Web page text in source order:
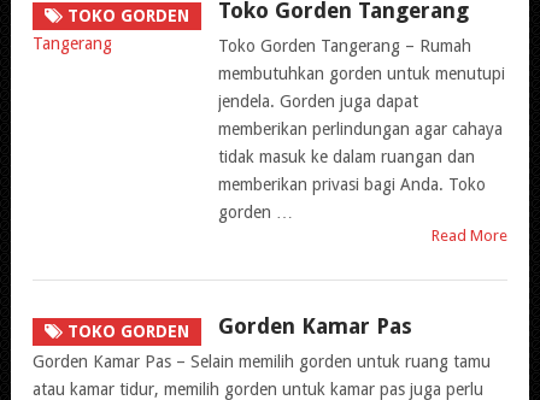
TOKO GORDEN Toko Gorden Tangerang
Toko Gorden Tangerang – Rumah
membutuhkan gorden untuk menutupi
jendela. Gorden juga dapat
memberikan perlindungan agar cahaya
tidak masuk ke dalam ruangan dan
memberikan privasi bagi Anda. Toko
gorden …
Read More
TOKO GORDEN Gorden Kamar Pas
Gorden Kamar Pas – Selain memilih gorden untuk ruang tamu
atau kamar tidur, memilih gorden untuk kamar pas juga perlu